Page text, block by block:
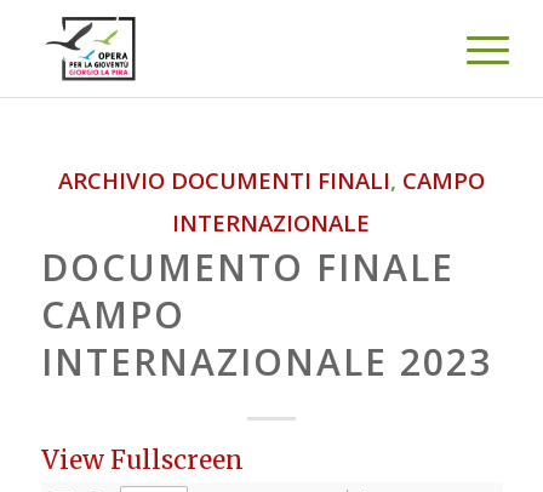
ARCHIVIO DOCUMENTI FINALI, CAMPO
INTERNAZIONALE
DOCUMENTO FINALE
CAMPO
INTERNAZIONALE 2023
View Fullscreen